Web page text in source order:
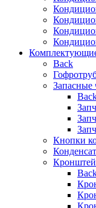
Back
Запасные
Кнопки